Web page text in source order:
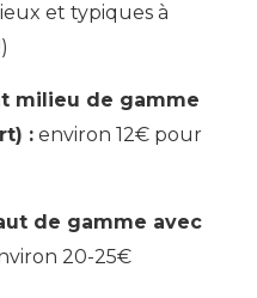
et typiques à
milieu de gamme
: environ 12€ pour
de gamme avec
20-25€